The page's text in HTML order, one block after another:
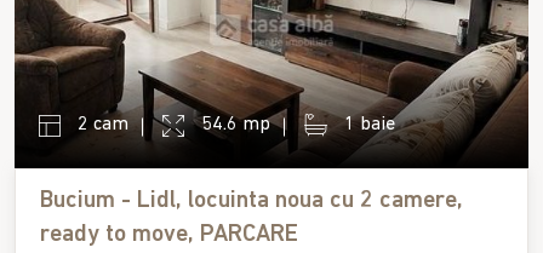
2 cam 54.6 mp 1 baie
Bucium - Lidl, locuinta noua cu 2 camere,
ready to move, PARCARE